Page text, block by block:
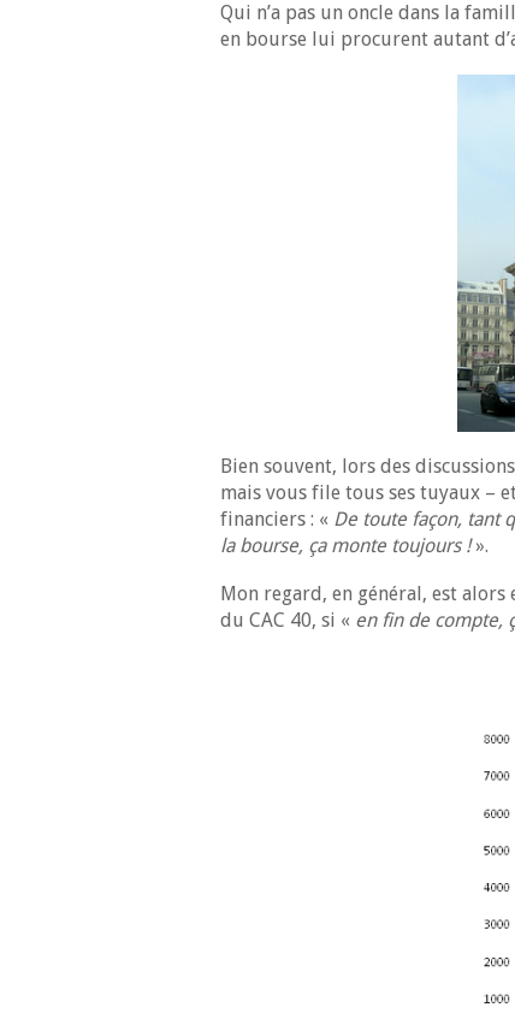
Qui n’a pas un oncle dans la
en bourse lui procurent autant
Bien souvent, lors des
mais vous file tous ses tuyaux –
financiers : « De toute façon, tant
la bourse, ça monte toujours !».
Mon regard, en général, est
du CAC 40, si « en fin de compte,